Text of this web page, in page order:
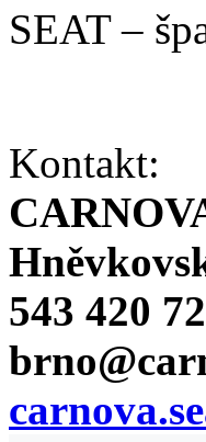
SEAT –
Kontakt:
543 420